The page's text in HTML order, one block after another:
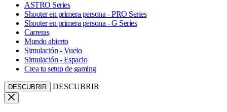
ASTRO Series
Shooter en primera persona - PRO Series
Shooter en primera persona - G Series
Carreras
Mundo abierto
Simulación - Vuelo
Simulación - Espacio
Crea tu setup de gaming
DESCUBRIR DESCUBRIR